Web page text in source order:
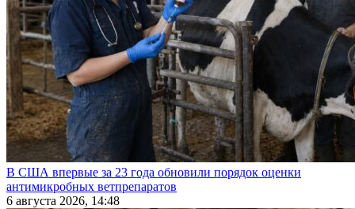
В США впервые за 23 года обновили порядок оценки
антимикробных ветпрепаратов
6 августа 2026, 14:48